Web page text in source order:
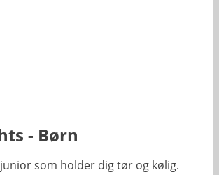
- Børn
som holder dig tør og kølig.